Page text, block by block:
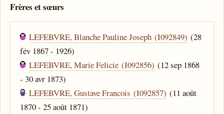
Frères et sœurs
LEFEBVRE, Blanche Pauline Joseph (I092849) (28
fév 1867 - 1926)
LEFEBVRE, Marie Felicie (I092856) (12 sep 1868
- 30 avr 1873)
LEFEBVRE, Gustave Francois (I092857) (11 août
1870 - 25 août 1871)